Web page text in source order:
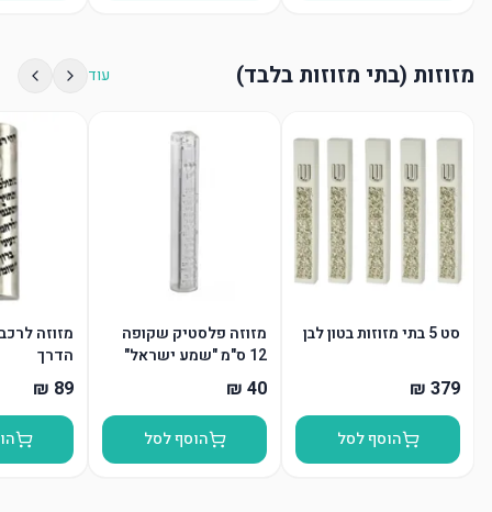
מזוזות (בתי מזוזות בלבד) עוד
סט 5 בתי מזוזות בטון לבן
הוסף לסל
מזוזה פלסטיק שקופה
12 ס"מ "שמע ישראל"
"ש" כסף
הוסף לסל
מזוזה
הדרך